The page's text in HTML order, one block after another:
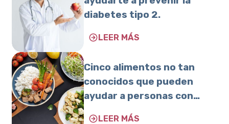
diabetes tipo 2.
LEER MÁS
Cinco alimentos no tan
conocidos que pueden
ayudar a personas con
diabetes.
LEER MÁS